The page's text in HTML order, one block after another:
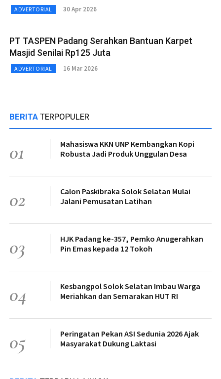
ADVERTORIAL 30 Apr 2026
PT TASPEN Padang Serahkan Bantuan Karpet
Masjid Senilai Rp125 Juta
ADVERTORIAL 16 Mar 2026
BERITA TERPOPULER
01
Mahasiswa KKN UNP Kembangkan Kopi
Robusta Jadi Produk Unggulan Desa
02
Calon Paskibraka Solok Selatan Mulai
Jalani Pemusatan Latihan
03
HJK Padang ke-357, Pemko Anugerahkan
Pin Emas kepada 12 Tokoh
04
Kesbangpol Solok Selatan Imbau Warga
Meriahkan dan Semarakan HUT RI
05
Peringatan Pekan ASI Sedunia 2026 Ajak
Masyarakat Dukung Laktasi